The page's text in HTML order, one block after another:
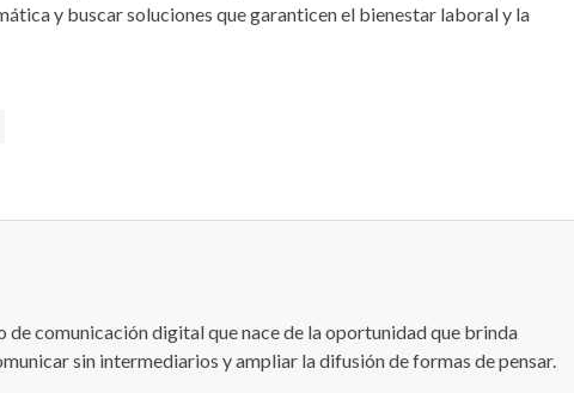
y buscar soluciones que garanticen el bienestar laboral y la
de comunicación digital que nace de la oportunidad que brinda
sin intermediarios y ampliar la difusión de formas de pensar.